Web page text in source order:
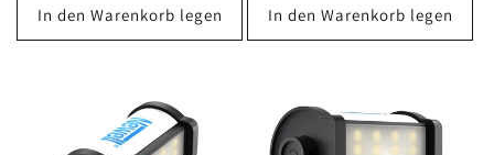
In den Warenkorb legen In den Warenkorb legen